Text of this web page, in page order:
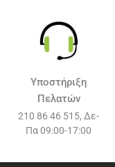
Υποστήριξη
Πελατών
210 86 46 515, Δε-
Πα 09:00-17:00